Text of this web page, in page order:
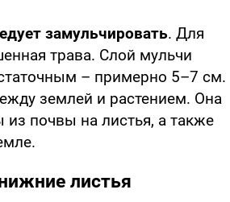
замульчировать. Для
трава. Слой мульчи
– примерно 5–7 см.
землей и растением. Она
почвы на листья, а также
листья